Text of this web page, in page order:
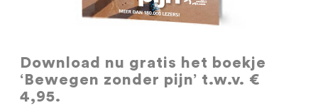
Download nu gratis het boekje
‘Bewegen zonder pijn’ t.w.v. €
4,95.